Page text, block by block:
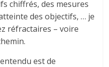
chiffrés, des mesures
des objectifs, … je
réfractaires – voire
est de